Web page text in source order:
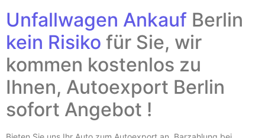
Unfallwagen Ankauf Berlin
kein Risiko für Sie, wir
kommen kostenlos zu
Ihnen, Autoexport Berlin
sofort Angebot !